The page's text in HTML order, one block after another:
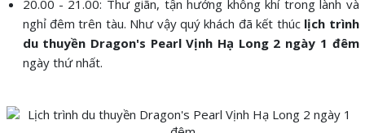
20.00 - 21.00: Thư giãn, tận hưởng không khí trong lành và
nghỉ đêm trên tàu. Như vậy quý khách đã kết thúc lịch trình
du thuyền Dragon's Pearl Vịnh Hạ Long 2 ngày 1 đêm
ngày thứ nhất.